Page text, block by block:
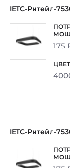
IETC-Ритейл-
175
IETC-Ритейл-